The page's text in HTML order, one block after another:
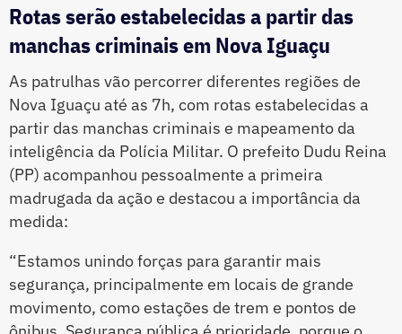
Rotas serão estabelecidas a partir das
manchas criminais em Nova Iguaçu
As patrulhas vão percorrer diferentes regiões de
Nova Iguaçu até as 7h, com rotas estabelecidas a
partir das manchas criminais e mapeamento da
inteligência da Polícia Militar. O prefeito Dudu Reina
(PP) acompanhou pessoalmente a primeira
madrugada da ação e destacou a importância da
medida:
“Estamos unindo forças para garantir mais
segurança, principalmente em locais de grande
movimento, como estações de trem e pontos de